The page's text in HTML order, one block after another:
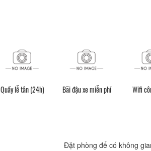
Quầy lễ tân (24h) Bãi đậu xe miễn phí Wifi
Đặt phòng để có không